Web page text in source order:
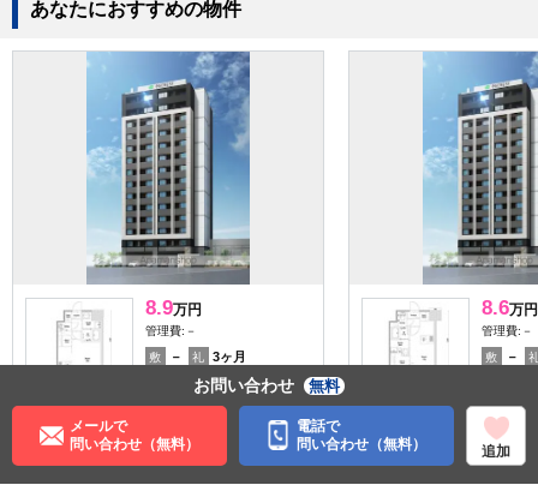
あなたにおすすめの物件
8.9万円
管理費:－
敷 － 礼
3ヶ月
1R
福岡空港駅 徒歩4分
福岡県福岡市博多区空港前
４丁目
女性安心 料理が楽 収納
8.6万円
管理費:－
敷 －
福岡空港
福岡県
４丁目
女性安心 料理が楽
お問い合わせ 無料
メールで
問い合わせ（無料）
電話で
問い合わせ（無料）
追加